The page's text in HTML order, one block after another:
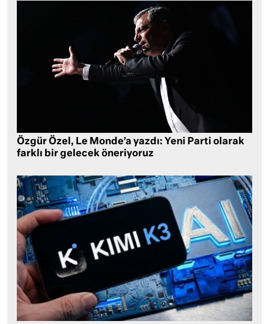
Özgür Özel, Le Monde’a yazdı: Yeni Parti olarak
farklı bir gelecek öneriyoruz